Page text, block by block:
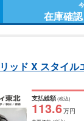
在庫確
ッド X スタイル
支払総額(税込)
113.6万円